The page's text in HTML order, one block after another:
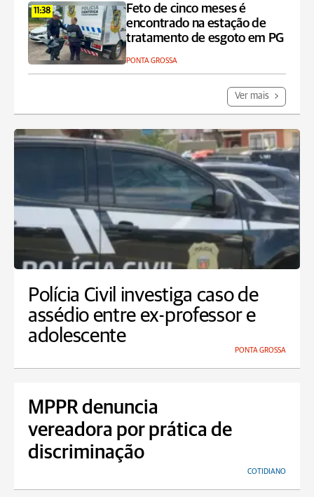
11:38
Feto de cinco meses é
encontrado na estação de
tratamento de esgoto em PG
PONTA GROSSA
Ver mais
Polícia Civil investiga caso de
assédio entre ex-professor e
adolescente
PONTA GROSSA
MPPR denuncia
vereadora por prática de
discriminação
COTIDIANO